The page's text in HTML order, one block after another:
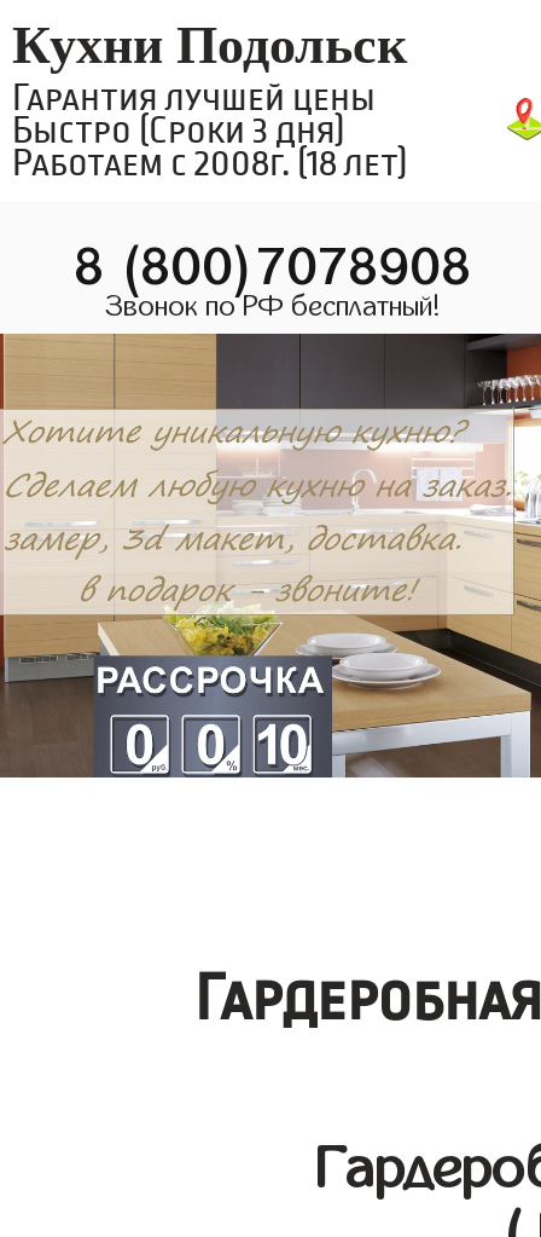
Кухни Подольск
Гарантия лучшей цены
Быстро (Сроки 3 дня)
Работаем с 2008г. (18 лет)
8 (800)7078908
Звонок по РФ бесплатный!